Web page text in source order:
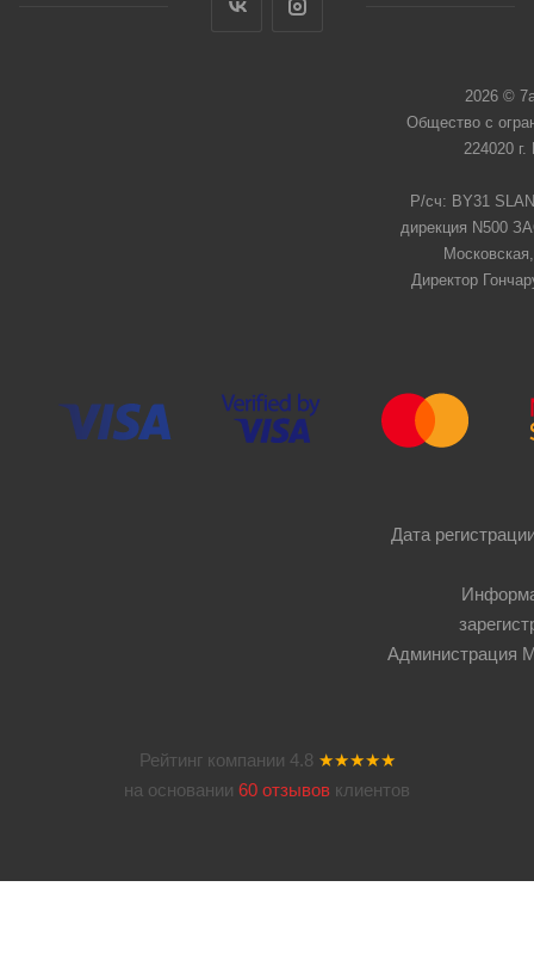
2026 ©
Общество с
224020
Р/сч: BY31
дирекция N500
Директор
Дата
Администрация
Рейтинг компании 4.8 ★★★★★
на основании 60 отзывов клиентов